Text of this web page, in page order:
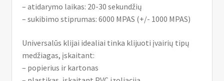
– atidarymo laikas: 20-30 sekundžių
– sukibimo stiprumas: 6000 MPAS (+/- 1000 MPAS)
Universalūs klijai idealiai tinka klijuoti įvairių tipų
medžiagas, įskaitant:
– popierius ir kartonas